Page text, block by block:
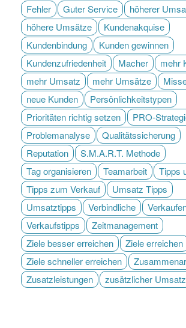
Fehler
Guter Service
höherer
höhere Umsätze
Kundenakquise
Kundenbindung
Kunden gewinnen
Kundenzufriedenheit
Macher
mehr
mehr Umsatz
mehr Umsätze
neue Kunden
Persönlichkeitstypen
Prioritäten richtig setzen
PRO-
Problemanalyse
Qualitätssicherung
Reputation
S.M.A.R.T. Methode
Tag organisieren
Teamarbeit
Tipps
Tipps zum Verkauf
Umsatz Tipps
Umsatztipps
Verbindliche
Verkaufstipps
Zeitmanagement
Ziele besser erreichen
Ziele erreichen
Ziele schneller erreichen
Zusatzleistungen
zusätzlicher Umsatz